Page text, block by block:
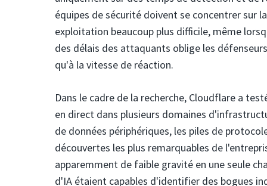
équipes de sécurité doivent se concentrer sur
exploitation beaucoup plus difficile, même
des délais des attaquants oblige les
qu'à la vitesse de réaction.
Dans le cadre de la recherche, Cloudflare a
en direct dans plusieurs domaines
de données périphériques, les piles de
découvertes les plus remarquables de
apparemment de faible gravité en une seule
d'IA étaient capables d'identifier des bogues